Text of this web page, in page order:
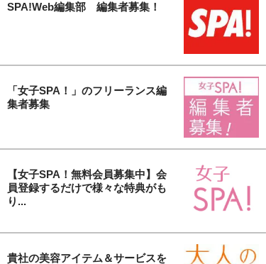
SPA!Web編集部 編集者募集！
「女子SPA！」のフリーランス編
集者募集
【女子SPA！無料会員募集中】会
員登録するだけで様々な特典がも
り...
貴社の美容アイテム＆サービスを